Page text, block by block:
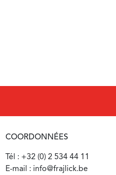
COORDONNÉES
Tél : +32 (0) 2 534 44 11
E-mail : info@frajlick.be